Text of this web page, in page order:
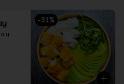
-31%
y